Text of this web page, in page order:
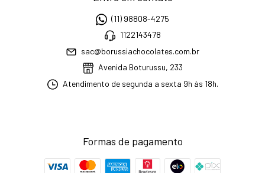
(11) 98808-4275
1122143478
sac@borussiachocolates.com.br
Avenida Boturussu, 233
Atendimento de segunda a sexta 9h às 18h.
Formas de pagamento